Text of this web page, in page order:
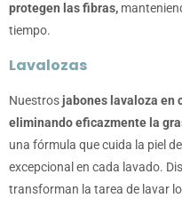
protegen las fibras,
tiempo.
Lavalozas
Nuestros jabones lavaloza en
eliminando eficazmente la
una fórmula que cuida la piel
excepcional en cada lavado.
transforman la tarea de lavar